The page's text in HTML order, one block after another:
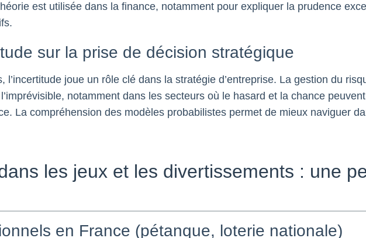
est utilisée dans la finance, notamment pour expliquer la prudence
sur la prise de décision stratégique
l’incertitude joue un rôle clé dans la stratégie d’entreprise. La gestion du
notamment dans les secteurs où le hasard et la chance
La compréhension des modèles probabilistes permet de mieux naviguer
les jeux et les divertissements : une
en France (pétanque, loterie nationale)